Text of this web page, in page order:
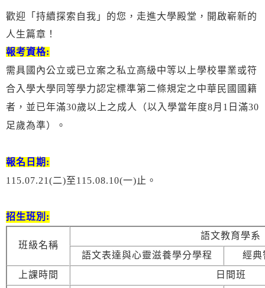
歡迎「持續探索自我」的您，走進大學殿堂，開啟嶄新的
人生篇章！
報考資格:
需具國內公立或已立案之私立高級中等以上學校畢業或符
合入學大學同等學力認定標準第二條規定之中華民國國籍
者，並已年滿30歲以上之成人（以入學當年度8月1日滿30
足歲為準）。
報名日期:
115.07.21(二)至115.08.10(一)止。
招生班別:
班級名稱
語文教育學系
語文表達與心靈滋養學分學程
經典
上課時間
日間班